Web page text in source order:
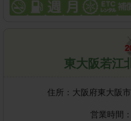
東大阪若江
住所： 大阪府東大阪
営業時間：